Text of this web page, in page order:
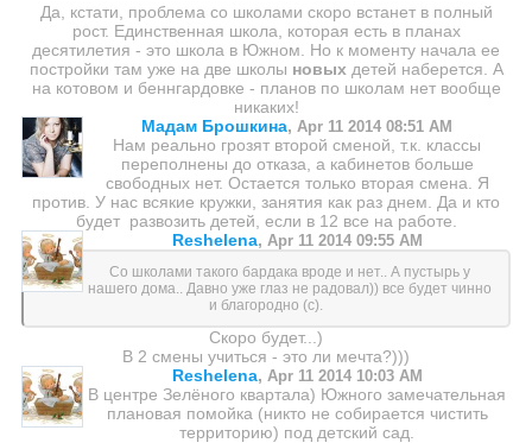
Да, кстати, проблема со школами скоро встанет в полный
рост. Единственная школа, которая есть в планах
десятилетия - это школа в Южном. Но к моменту начала ее
постройки там уже на две школы новых детей наберется. А
на котовом и беннгардовке - планов по школам нет вообще
никаких!
Мадам Брошкина, Apr 11 2014 08:51 AM
Нам реально грозят второй сменой, т.к. классы
переполнены до отказа, а кабинетов больше
свободных нет. Остается только вторая смена. Я
против. У нас всякие кружки, занятия как раз днем. Да и кто
будет развозить детей, если в 12 все на работе.
Reshelena, Apr 11 2014 09:55 AM
Со школами такого бардака вроде и нет.. А пустырь у
нашего дома.. Давно уже глаз не радовал)) все будет чинно
и благородно (с).
Скоро будет...)
В 2 смены учиться - это ли мечта?)))
Reshelena, Apr 11 2014 10:03 AM
В центре Зелёного квартала) Южного замечательная
плановая помойка (никто не собирается чистить
территорию) под детский сад.